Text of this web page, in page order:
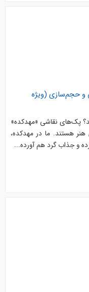
و حجم‌سازی (ویژه
پک‌های نقاشی «مهدکده»
هنر هستند. ما در مهدکده،
و جذاب گرد هم آورده‌...